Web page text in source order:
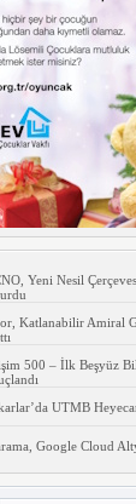
Yeni Nesil
Katlanabilir Amiral
500 – İlk Beşyüz
UTMB
Google Cloud